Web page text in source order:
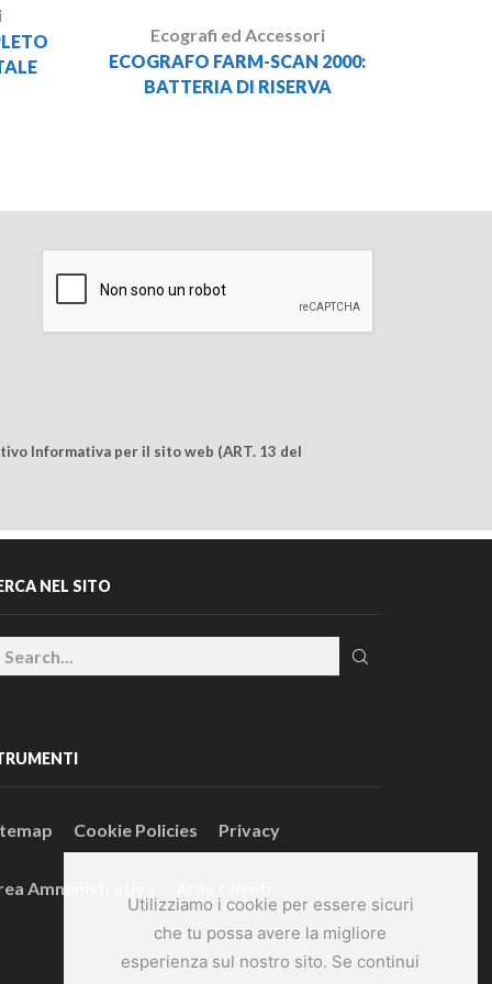
Utilizziamo i cookie per essere sicuri
che tu possa avere la migliore
esperienza sul nostro sito. Se continui
Ecografi ed Accessori
ECOGRAFO FARM-SCAN 2000:
BATTERIA DI RISERVA
Informativa per il sito web (ART. 13 del
NEL SITO
Cookie Policies Privacy
Amministrativa